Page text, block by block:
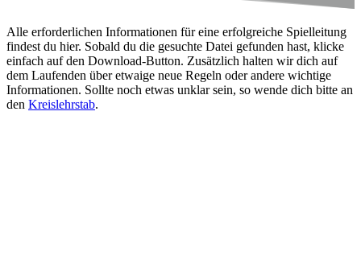
Alle erforderlichen Informationen für eine erfolgreiche Spielleitung
findest du hier. Sobald du die gesuchte Datei gefunden hast, klicke
einfach auf den Download-Button. Zusätzlich halten wir dich auf
dem Laufenden über etwaige neue Regeln oder andere wichtige
Informationen. Sollte noch etwas unklar sein, so wende dich bitte an
den Kreislehrstab.